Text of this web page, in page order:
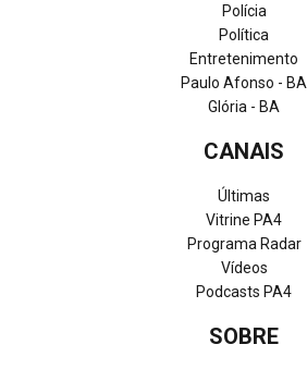
Polícia
Política
Entretenimento
Paulo Afonso - BA
Glória - BA
CANAIS
Últimas
Vitrine PA4
Programa Radar
Vídeos
Podcasts PA4
SOBRE